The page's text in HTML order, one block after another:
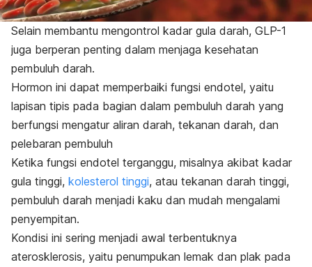
Selain membantu mengontrol kadar gula darah, GLP-1
juga berperan penting dalam menjaga kesehatan
pembuluh darah.
Hormon ini dapat memperbaiki fungsi endotel, yaitu
lapisan tipis pada bagian dalam pembuluh darah yang
berfungsi mengatur aliran darah, tekanan darah, dan
pelebaran pembuluh
Ketika fungsi endotel terganggu, misalnya akibat kadar
gula tinggi, kolesterol tinggi, atau tekanan darah tinggi,
pembuluh darah menjadi kaku dan mudah mengalami
penyempitan.
Kondisi ini sering menjadi awal terbentuknya
aterosklerosis, yaitu penumpukan lemak dan plak pada